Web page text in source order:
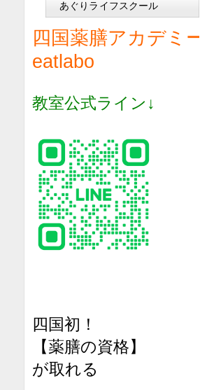
あぐりライフスクール
四国薬膳アカデミー
eatlabo
教室公式ライン↓
四国初！
【薬膳の資格】
が取れる